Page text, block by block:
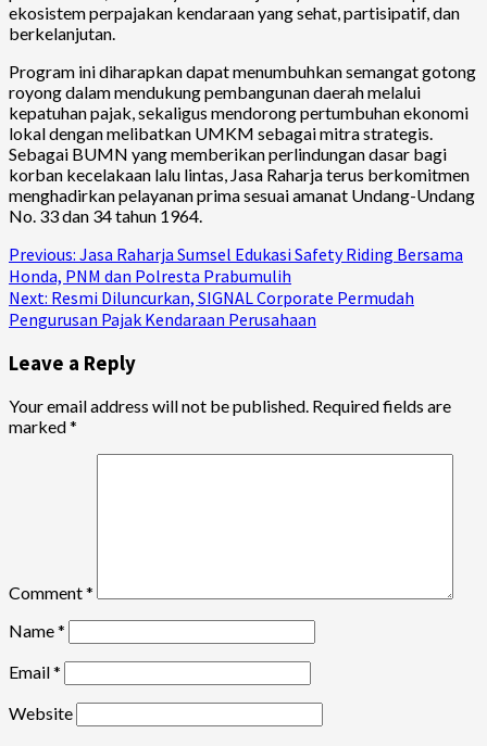
ekosistem perpajakan kendaraan yang sehat, partisipatif, dan
berkelanjutan.
Program ini diharapkan dapat menumbuhkan semangat gotong
royong dalam mendukung pembangunan daerah melalui
kepatuhan pajak, sekaligus mendorong pertumbuhan ekonomi
lokal dengan melibatkan UMKM sebagai mitra strategis.
Sebagai BUMN yang memberikan perlindungan dasar bagi
korban kecelakaan lalu lintas, Jasa Raharja terus berkomitmen
menghadirkan pelayanan prima sesuai amanat Undang-Undang
No. 33 dan 34 tahun 1964.
Continue
Reading
Previous: Jasa Raharja Sumsel Edukasi Safety Riding Bersama
Honda, PNM dan Polresta Prabumulih
Next: Resmi Diluncurkan, SIGNAL Corporate Permudah
Pengurusan Pajak Kendaraan Perusahaan
Leave a Reply
Your email address will not be published. Required fields are
marked*
Comment*
Name*
Email*
Website